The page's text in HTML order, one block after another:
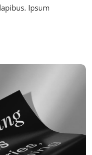
Ipsum